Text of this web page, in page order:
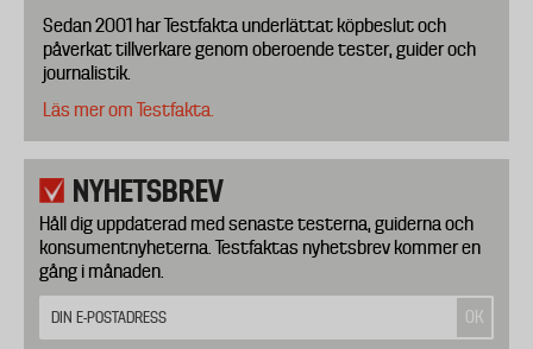
Sedan 2001 har Testfakta underlättat köpbeslut och
påverkat tillverkare genom oberoende tester, guider och
journalistik.
Läs mer om Testfakta.
NYHETSBREV
Håll dig uppdaterad med senaste testerna, guiderna och
konsumentnyheterna. Testfaktas nyhetsbrev kommer en
gång i månaden.